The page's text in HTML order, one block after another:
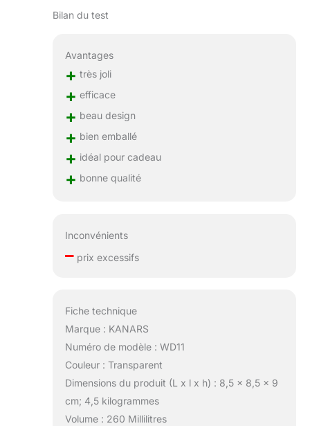
Bilan du test
Avantages
+ très joli
+ efficace
+ beau design
+ bien emballé
+ idéal pour cadeau
+ bonne qualité
Inconvénients
–prix excessifs
Fiche technique
Marque : KANARS
Numéro de modèle : WD11
Couleur : Transparent
Dimensions du produit (L x l x h) : 8,5 x 8,5 x 9
cm; 4,5 kilogrammes
Volume : 260 Millilitres